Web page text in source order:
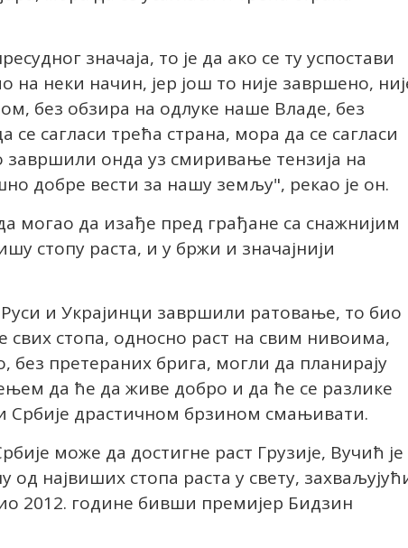
значаја, то је да ако се ту успостави
неки начин, јер још то није завршено,
без обзира на одлуке наше Владе, без
сагласи трећа страна, мора да се сагласи
завршили онда уз смиривање тензија на
добре вести за нашу земљу", рекао је он.
могао да изађе пред грађане са снажнијим
стопу раста, и у бржи и значајнији
и Украјинци завршили ратовање, то био
свих стопа, односно раст на свим нивоима,
без претераних брига, могли да планирају
да ће да живе добро и да ће се разлике
Србије драстичном брзином смањивати.
може да достигне раст Грузије, Вучић је
од највиших стопа раста у свету,
2012. године бивши премијер Бидзин